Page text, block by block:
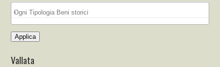
Applica
Vallata